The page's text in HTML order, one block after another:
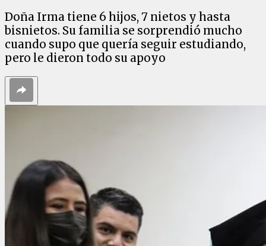
Doña Irma tiene 6 hijos, 7 nietos y hasta
bisnietos. Su familia se sorprendió mucho
cuando supo que quería seguir estudiando,
pero le dieron todo su apoyo